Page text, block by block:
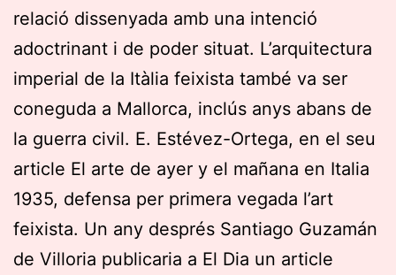
relació dissenyada amb una intenció
adoctrinant i de poder situat. L’arquitectura
imperial de la Itàlia feixista també va ser
coneguda a Mallorca, inclús anys abans de
la guerra civil. E. Estévez-Ortega, en el seu
article El arte de ayer y el mañana en Italia
1935, defensa per primera vegada l’art
feixista. Un any després Santiago Guzamán
de Villoria publicaria a El Dia un article